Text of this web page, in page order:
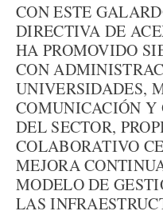
CON ESTE
DIRECTIVA DE
HA PROMOVIDO
CON
UNIVERSIDADES,
COMUNICACIÓN Y
DEL SECTOR,
COLABORATIVO
MEJORA
MODELO DE
LAS